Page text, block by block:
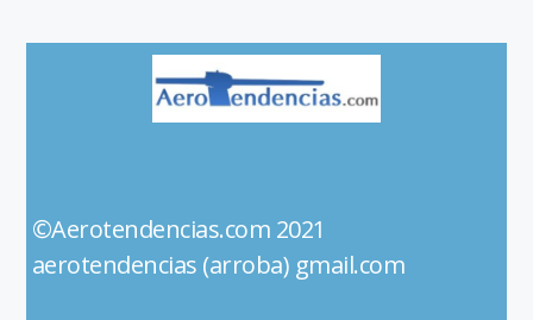
©Aerotendencias.com 2021
aerotendencias (arroba) gmail.com